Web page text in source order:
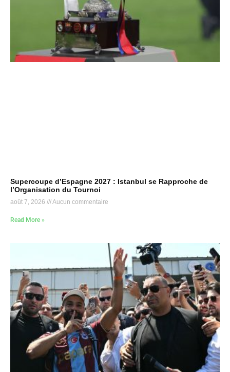
Supercoupe d’Espagne 2027 : Istanbul se Rapproche de
l’Organisation du Tournoi
août 7, 2026 Aucun commentaire
Read More »